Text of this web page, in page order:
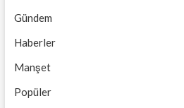
Gündem
Haberler
Manşet
Popüler